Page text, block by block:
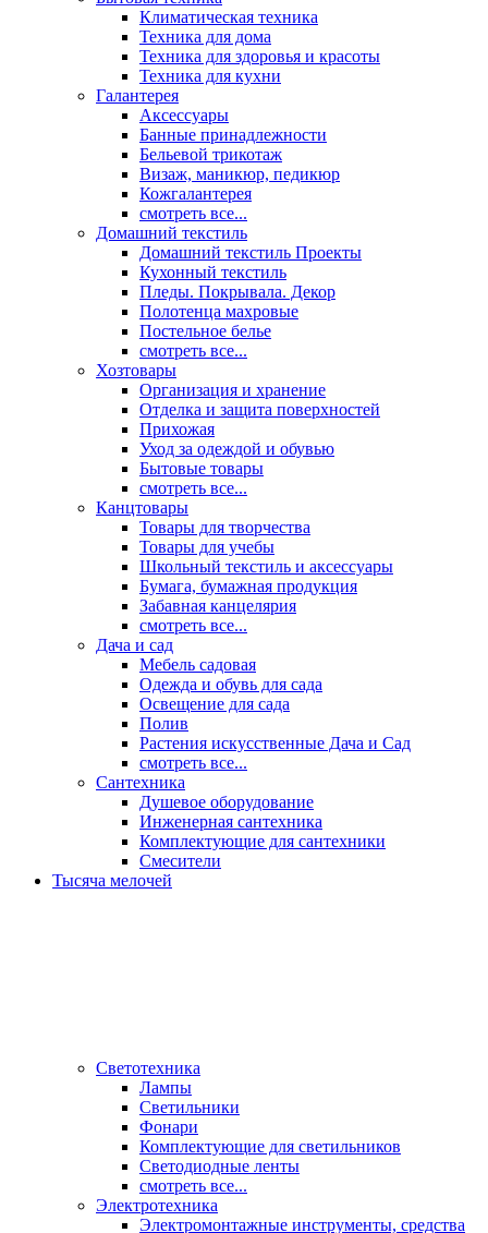
Климатическая техника
Техника для дома
Техника для здоровья и красоты
Техника для кухни
Галантерея
Аксессуары
Банные принадлежности
Бельевой трикотаж
Визаж, маникюр, педикюр
Кожгалантерея
смотреть все...
Домашний текстиль
Домашний текстиль Проекты
Кухонный текстиль
Пледы. Покрывала. Декор
Полотенца махровые
Постельное белье
смотреть все...
Хозтовары
Организация и хранение
Отделка и защита поверхностей
Прихожая
Уход за одеждой и обувью
Бытовые товары
смотреть все...
Канцтовары
Товары для творчества
Товары для учебы
Школьный текстиль и аксессуары
Бумага, бумажная продукция
Забавная канцелярия
смотреть все...
Дача и сад
Мебель садовая
Одежда и обувь для сада
Освещение для сада
Полив
Растения искусственные Дача и Сад
смотреть все...
Сантехника
Душевое оборудование
Инженерная сантехника
Комплектующие для сантехники
Смесители
Тысяча мелочей
Светотехника
Лампы
Светильники
Фонари
Комплектующие для светильников
Светодиодные ленты
смотреть все...
Электротехника
Электромонтажные инструменты, средства